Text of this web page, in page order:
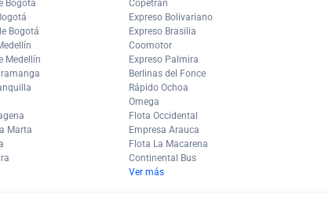
Bogotá
Bogotá
Medellín
Marta
Copetran
Expreso Bolivariano
Expreso Brasilia
Coomotor
Expreso Palmira
Berlinas del Fonce
Rápido Ochoa
Omega
Flota Occidental
Empresa Arauca
Flota La Macarena
Continental Bus
Ver más